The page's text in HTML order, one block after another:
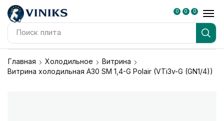
Поиск плита
0 0 0
Главная Холодильное
Витрина
Витрина холодильная А30 SM 1,4-G Polair (VTi3v-G (GN1/4))